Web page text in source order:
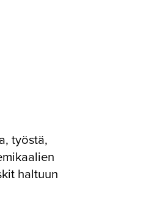
työstä,
haltuun